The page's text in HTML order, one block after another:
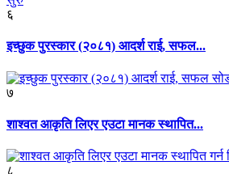
६
इच्छुक पुरस्कार (२०८१) आदर्श राई, सफल...
७
शाश्वत आकृति लिएर एउटा मानक स्थापित...
८